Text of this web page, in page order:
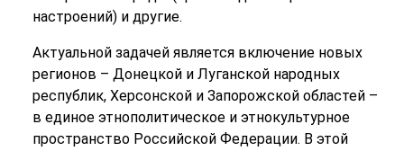
настроений) и другие.
Актуальной задачей является включение новых
регионов – Донецкой и Луганской народных
республик, Херсонской и Запорожской областей –
в единое этнополитическое и этнокультурное
пространство Российской Федерации. В этой